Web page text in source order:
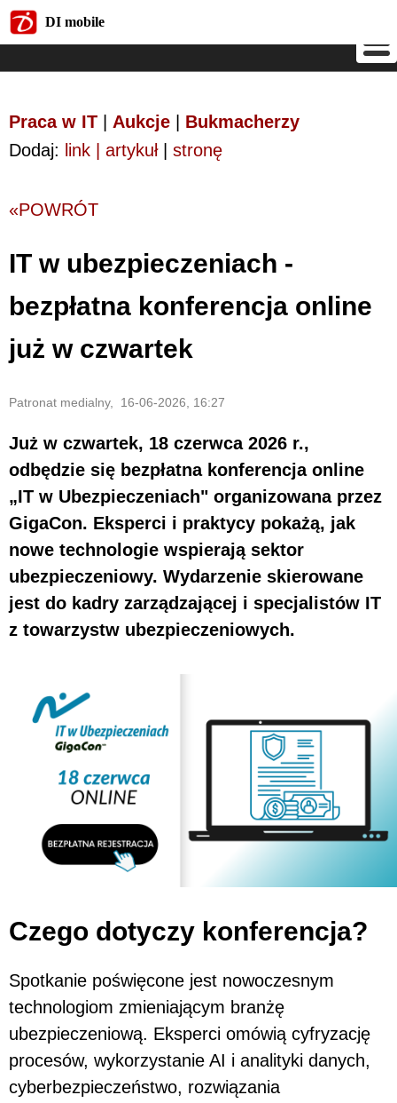
DI mobile
Praca w IT Aukcje
Bukmacherzy
Dodaj: link | artykuł| stronę
«POWRÓT
IT w ubezpieczeniach -
bezpłatna konferencja online
już w czwartek
Patronat medialny, 16-06-2026, 16:27
Już w czwartek, 18 czerwca 2026 r.,
odbędzie się bezpłatna konferencja online
„IT w Ubezpieczeniach" organizowana przez
GigaCon. Eksperci i praktycy pokażą, jak
nowe technologie wspierają sektor
ubezpieczeniowy. Wydarzenie skierowane
jest do kadry zarządzającej i specjalistów IT
z towarzystw ubezpieczeniowych.
Czego dotyczy konferencja?
Spotkanie poświęcone jest nowoczesnym
technologiom zmieniającym branżę
ubezpieczeniową. Eksperci omówią cyfryzację
procesów, wykorzystanie AI i analityki danych,
cyberbezpieczeństwo, rozwiązania
DI mobile